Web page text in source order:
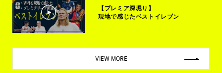
【プレミア深堀り】
現地で感じたベストイレブン
VIEW MORE